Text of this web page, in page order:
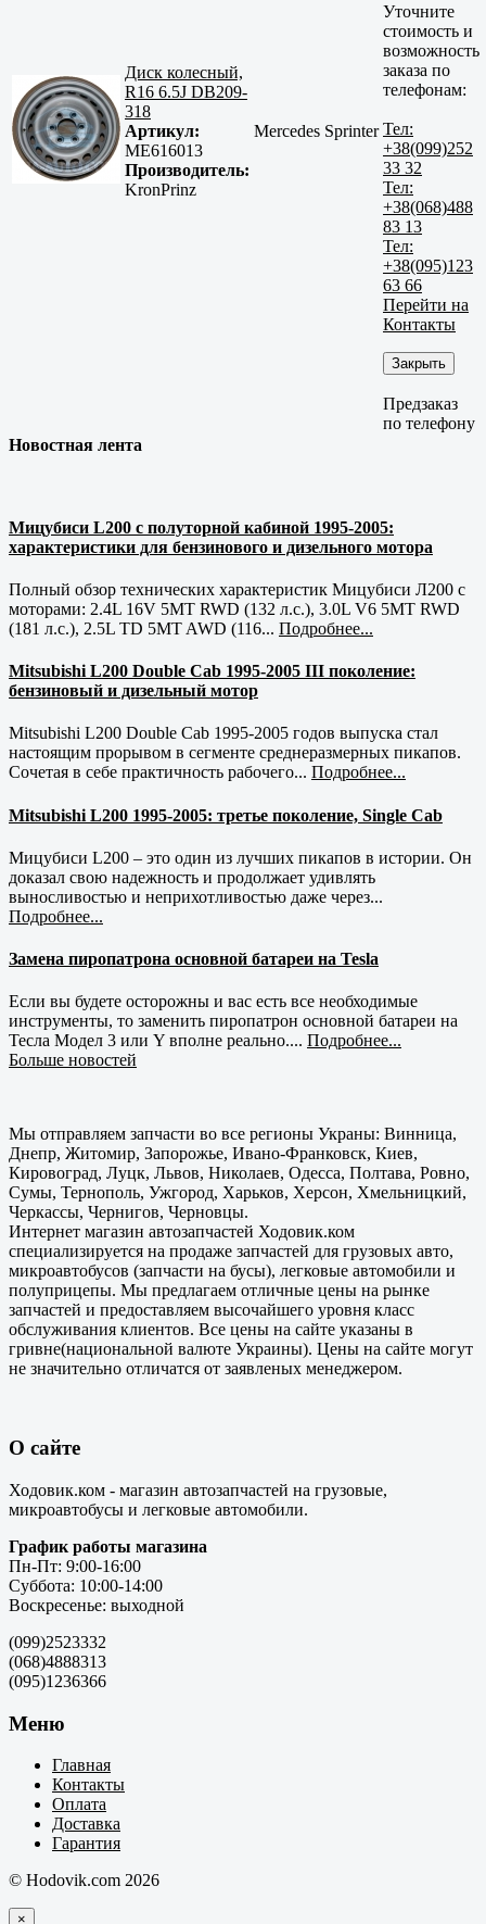
Диск колесный,
R16 6.5J DB209-
318
Артикул:
ME616013
Производитель:
KronPrinz
Mercedes Sprinter
Уточните
стоимость и
возможность
заказа по
телефонам:
Тел:
+38(099)252
33 32
Тел:
+38(068)488
83 13
Тел:
+38(095)123
63 66
Перейти на
Контакты
Закрыть
Предзаказ
по телефону
Новостная лента
Мицубиси L200 с полуторной кабиной 1995-2005:
характеристики для бензинового и дизельного мотора
Полный обзор технических характеристик Мицубиси Л200 с
моторами: 2.4L 16V 5MT RWD (132 л.с.), 3.0L V6 5MT RWD
(181 л.с.), 2.5L TD 5MT AWD (116... Подробнее...
Mitsubishi L200 Double Cab 1995-2005 III поколение:
бензиновый и дизельный мотор
Mitsubishi L200 Double Cab 1995-2005 годов выпуска стал
настоящим прорывом в сегменте среднеразмерных пикапов.
Сочетая в себе практичность рабочего... Подробнее...
Mitsubishi L200 1995-2005: третье поколение, Single Cab
Мицубиси L200 – это один из лучших пикапов в истории. Он
доказал свою надежность и продолжает удивлять
выносливостью и неприхотливостью даже через...
Подробнее...
Замена пиропатрона основной батареи на Tesla
Если вы будете осторожны и вас есть все необходимые
инструменты, то заменить пиропатрон основной батареи на
Тесла Модел 3 или Y вполне реально.... Подробнее...
Больше новостей
Мы отправляем запчасти во все регионы Украны: Винница,
Днепр, Житомир, Запорожье, Ивано-Франковск, Киев,
Кировоград, Луцк, Львов, Николаев, Одесса, Полтава, Ровно,
Сумы, Тернополь, Ужгород, Харьков, Херсон, Хмельницкий,
Черкассы, Чернигов, Черновцы.
Интернет магазин автозапчастей Ходовик.ком
специализируется на продаже запчастей для грузовых авто,
микроавтобусов (запчасти на бусы), легковые автомобили и
полуприцепы. Мы предлагаем отличные цены на рынке
запчастей и предоставляем высочайшего уровня класс
обслуживания клиентов. Все цены на сайте указаны в
гривне(национальной валюте Украины). Цены на сайте могут
не значительно отличатся от заявленых менеджером.
О сайте
Ходовик.ком - магазин автозапчастей на грузовые,
микроавтобусы и легковые автомобили.
График работы магазина
Пн-Пт: 9:00-16:00
Суббота: 10:00-14:00
Воскресенье: выходной
(099)2523332
(068)4888313
(095)1236366
Меню
Главная
Контакты
Оплата
Доставка
Гарантия
© Hodovik.com 2026
×